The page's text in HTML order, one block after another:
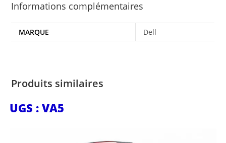
Informations complémentaires
MARQUE Dell
Produits similaires
UGS : VA5